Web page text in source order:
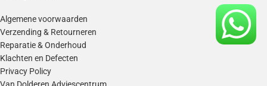
Algemene voorwaarden
Verzending & Retourneren
Reparatie & Onderhoud
Klachten en Defecten
Privacy Policy